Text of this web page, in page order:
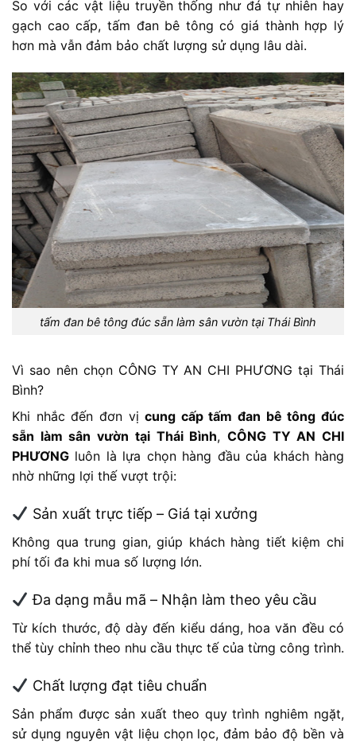
So với các vật liệu truyền thống như đá tự nhiên hay
gạch cao cấp, tấm đan bê tông có giá thành hợp lý
hơn mà vẫn đảm bảo chất lượng sử dụng lâu dài.
tấm đan bê tông đúc sẵn làm sân vườn tại Thái Bình
Vì sao nên chọn CÔNG TY AN CHI PHƯƠNG tại Thái
Bình?
Khi nhắc đến đơn vịcung cấp tấm đan bê tông đúc
sẵn làm sân vườn tại Thái Bình, CÔNG TY AN CHI
PHƯƠNG luôn là lựa chọn hàng đầu của khách hàng
nhờ những lợi thế vượt trội:
Sản xuất trực tiếp – Giá tại xưởng
Không qua trung gian, giúp khách hàng tiết kiệm chi
phí tối đa khi mua số lượng lớn.
Đa dạng mẫu mã – Nhận làm theo yêu cầu
Từ kích thước, độ dày đến kiểu dáng, hoa văn đều có
thể tùy chỉnh theo nhu cầu thực tế của từng công trình.
Chất lượng đạt tiêu chuẩn
Sản phẩm được sản xuất theo quy trình nghiêm ngặt,
sử dụng nguyên vật liệu chọn lọc, đảm bảo độ bền và